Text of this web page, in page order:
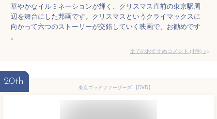
華やかなイルミネーションが輝く、クリスマス直前の東京駅周
辺を舞台にした邦画です。クリスマスというクライマックスに
向かって六つのストーリーが交錯していく映画で、お勧めです
。
全てのおすすめコメント (1件) >
20th
東京ゴッドファーザーズ 【DVD】